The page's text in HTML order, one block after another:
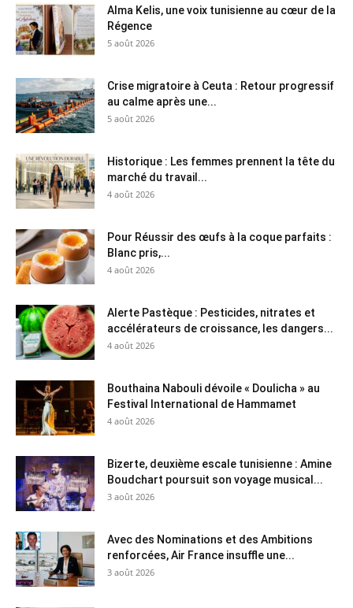
Alma Kelis, une voix tunisienne au cœur de la
Régence
5 août 2026
Crise migratoire à Ceuta : Retour progressif
au calme après une...
5 août 2026
Historique : Les femmes prennent la tête du
marché du travail...
4 août 2026
Pour Réussir des œufs à la coque parfaits :
Blanc pris,...
4 août 2026
Alerte Pastèque : Pesticides, nitrates et
accélérateurs de croissance, les dangers...
4 août 2026
Bouthaina Nabouli dévoile « Doulicha » au
Festival International de Hammamet
4 août 2026
Bizerte, deuxième escale tunisienne : Amine
Boudchart poursuit son voyage musical...
3 août 2026
Avec des Nominations et des Ambitions
renforcées, Air France insuffle une...
3 août 2026